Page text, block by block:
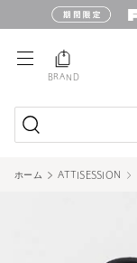
BRAND
ホーム ATTISESSION